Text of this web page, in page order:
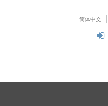
简体中文